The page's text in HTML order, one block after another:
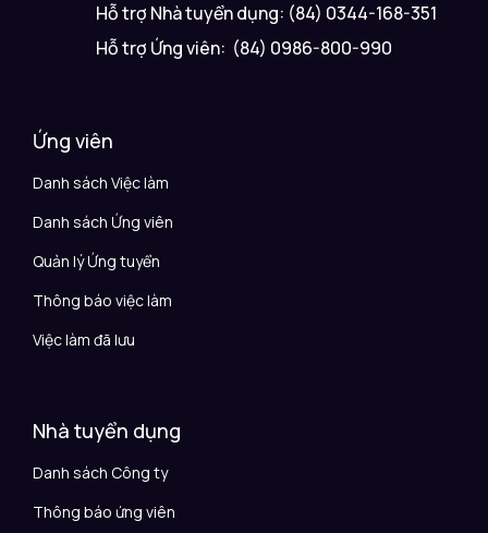
Hỗ trợ Nhà tuyển dụng: (84) 0344-168-351
Hỗ trợ Ứng viên: (84) 0986-800-990
Ứng viên
Danh sách Việc làm
Danh sách Ứng viên
Quản lý Ứng tuyển
Thông báo việc làm
Việc làm đã lưu
Nhà tuyển dụng
Danh sách Công ty
Thông báo ứng viên